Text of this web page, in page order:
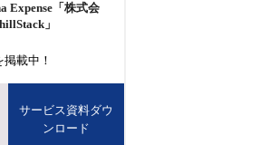
Expense「株式会
」
載中！
サービス資料ダウ
ンロード